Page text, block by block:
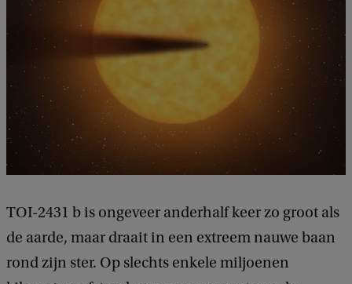
TOI-2431 b is ongeveer anderhalf keer zo groot als
de aarde, maar draait in een extreem nauwe baan
rond zijn ster. Op slechts enkele miljoenen